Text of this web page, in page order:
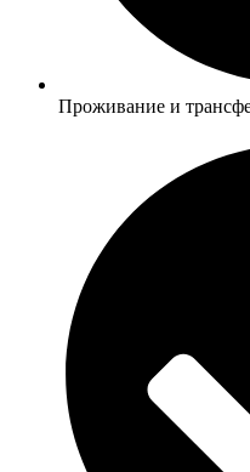
Проживание и